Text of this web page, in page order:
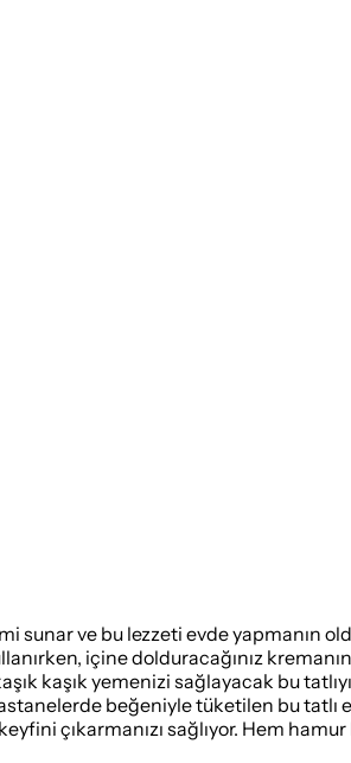
sunar ve bu lezzeti evde yapmanın
içine dolduracağınız
kaşık yemenizi sağlayacak bu
beğeniyle tüketilen bu tatlı
çıkarmanızı sağlıyor. Hem